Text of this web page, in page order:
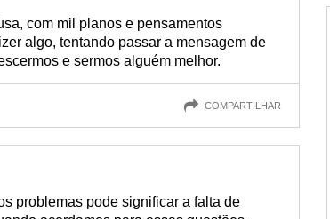
com mil planos e pensamentos
algo, tentando passar a mensagem de
e sermos alguém melhor.
COMPARTILHAR
problemas pode significar a falta de